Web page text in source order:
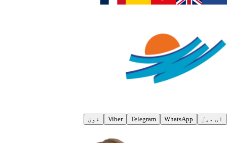
ای میل WhatsApp
Telegram
Viber فون